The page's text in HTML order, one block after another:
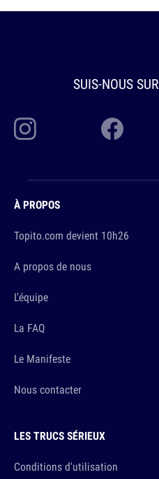
SUIS-NOUS SUR
À PROPOS
Topito.com devient 10h26
A propos de nous
L'équipe
La FAQ
Le Manifeste
Nous contacter
LES TRUCS SÉRIEUX
Conditions d'utilisation